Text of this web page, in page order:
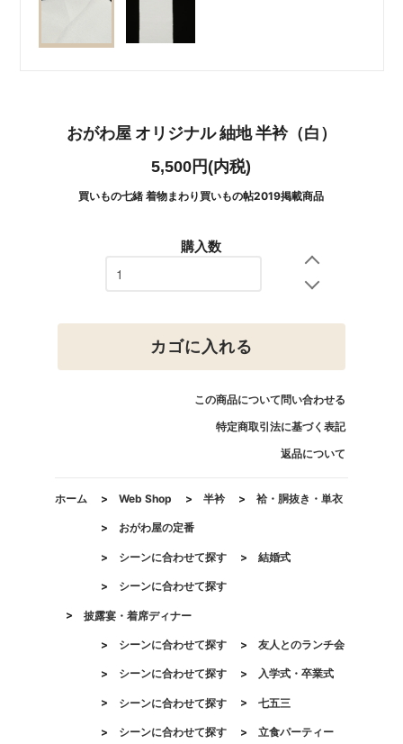
おがわ屋 オリジナル 紬地 半衿（白）
5,500円(内税)
買いもの七緒 着物まわり買いもの帖2019掲載商品
購入数
カゴに入れる
この商品について問い合わせる
特定商取引法に基づく表記
返品について
ホーム > Web Shop > 半衿 > 袷・胴抜き・単衣
> おがわ屋の定番
> シーンに合わせて探す > 結婚式
> シーンに合わせて探す
> 披露宴・着席ディナー
> シーンに合わせて探す > 友人とのランチ会
> シーンに合わせて探す > 入学式・卒業式
> シーンに合わせて探す > 七五三
> シーンに合わせて探す > 立食パーティー